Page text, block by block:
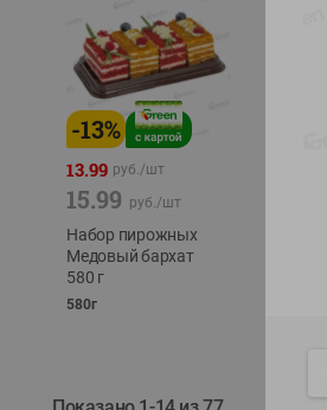
-13%
13.99 руб./шт
15.99 руб./шт
Набор пирожных
Медовый бархат
580 г
580г